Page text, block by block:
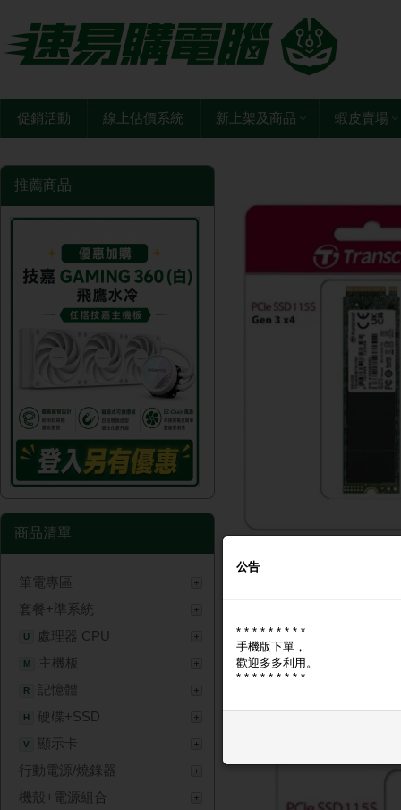
促銷活動 線上估價系統 新上架及商品 蝦皮賣場
推薦商品
商品清單
筆電專區
套餐+準系統
U 處理器 CPU
M 主機板
R 記憶體
H 硬碟+SSD
V
顯示卡
行動電源/燒錄器
機殼+電源組合
商品圖片
公告
* * * * * * * * *
手機版下單，
歡迎多多利用。
* * * * * * * * *